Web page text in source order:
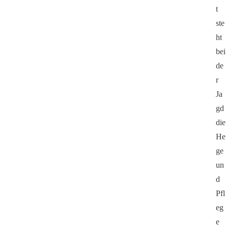
t
ste
ht
bei
de
r
Ja
gd
die
He
ge
un
d
Pfl
eg
e